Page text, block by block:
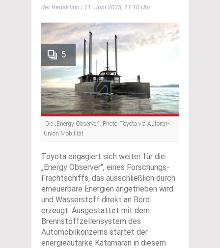
der Redaktion | 11. Juni 2025, 17:10 Uhr
5
Die „Energy Observer“. Photo: Toyota via Autoren-
Union Mobilität
Toyota engagiert sich weiter für die
„Energy Observer“, eines Forschungs-
Frachtschiffs, das ausschließlich durch
erneuerbare Energien angetrieben wird
und Wasserstoff direkt an Bord
erzeugt. Ausgestattet mit dem
Brennstoffzellensystem des
Automobilkonzerns startet der
energieautarke Katamaran in diesem